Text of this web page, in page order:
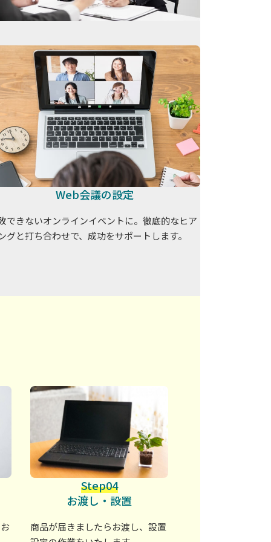
Web会議の設定
できないオンラインイベントに。徹底的なヒア
グと打ち合わせで、成功をサポートします。
Step04
お渡し・設置
商品が届きましたらお渡し、設置